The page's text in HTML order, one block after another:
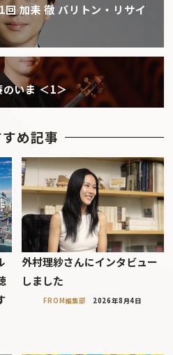
加耒 徹 バリトン・リサイ
いま ＜1＞
め記事
外村理紗さんにインタビュー
しました
FROM編集部 2026年8月4日